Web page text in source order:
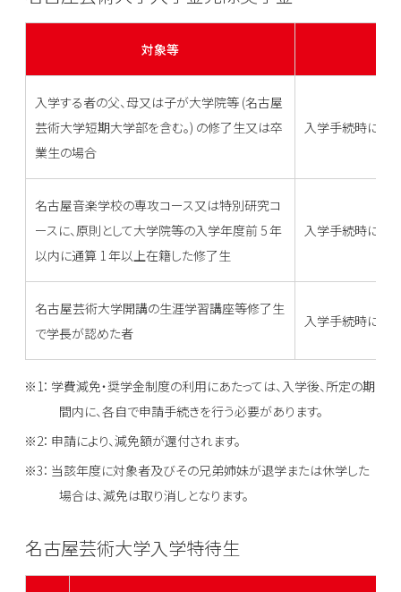
対象等
入学する者の父、母又は子が大学院等 (名古屋
芸術大学短期大学部を含む。) の修了生又は卒
業生の場合
入学手続時に納
名古屋音楽学校の専攻コース又は特別研究コ
ースに、原則として大学院等の入学年度前 5 年
以内に通算 1 年以上在籍した修了生
入学手続時に納
名古屋芸術大学開講の生涯学習講座等修了生
で学長が認めた者
入学手続時に納
学費減免・奨学金制度の利用にあたっては、入学後、所定の期
間内に、各自で申請手続きを行う必要があります。
申請により、減免額が還付されます。
当該年度に対象者及びその兄弟姉妹が退学または休学した
場合は、減免は取り消しとなります。
名古屋芸術大学入学特待生